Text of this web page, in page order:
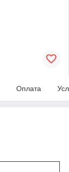
Оплата